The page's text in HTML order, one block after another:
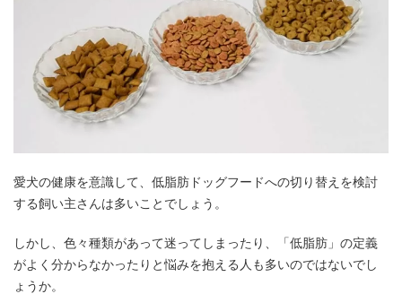
愛犬の健康を意識して、低脂肪ドッグフードへの切り替えを検討
する飼い主さんは多いことでしょう。
しかし、色々種類があって迷ってしまったり、「低脂肪」の定義
がよく分からなかったりと悩みを抱える人も多いのではないでし
ょうか。